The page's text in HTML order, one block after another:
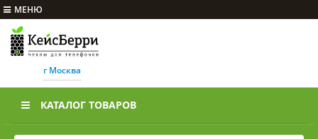
МЕНЮ
г Москва
КАТАЛОГ ТОВАРОВ